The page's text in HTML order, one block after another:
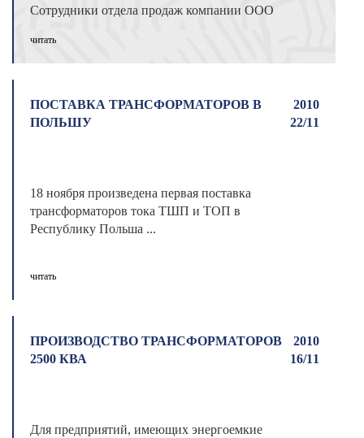
Сотрудники отдела продаж компании ООО
читать
ПОСТАВКА ТРАНСФОРМАТОРОВ В
ПОЛЬШУ
2010
22/11
18 ноября произведена первая поставка
трансформаторов тока ТШП и ТОП в
Республику Польша ...
читать
ПРОИЗВОДСТВО ТРАНСФОРМАТОРОВ
2500 КВА
2010
16/11
Для предприятий, имеющих энергоемкие